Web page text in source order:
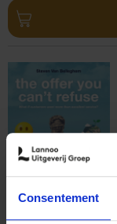
Consentement